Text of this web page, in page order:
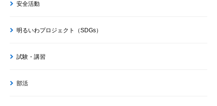
安全活動
明るいわプロジェクト（SDGs）
試験・講習
部活